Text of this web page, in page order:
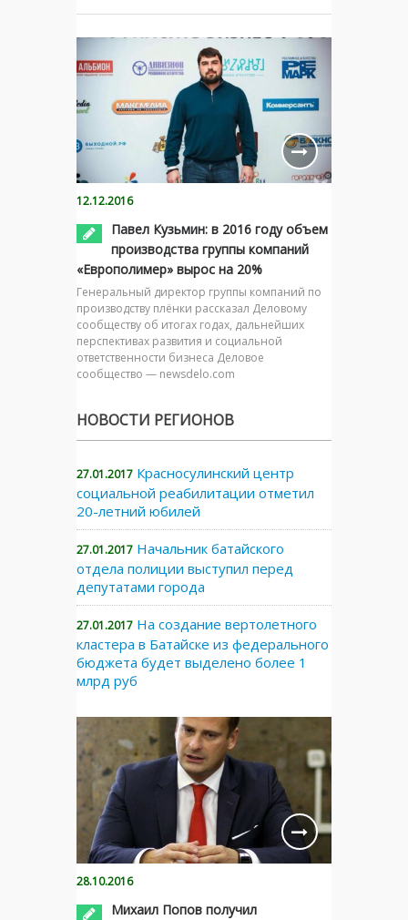
12.12.2016
Павел Кузьмин: в 2016 году объем
производства группы компаний
«Европолимер» вырос на 20%
Генеральный директор группы компаний по
производству плёнки рассказал Деловому
сообществу об итогах годах, дальнейших
перспективах развития и социальной
ответственности бизнеса Деловое
сообщество — newsdelo.com
НОВОСТИ РЕГИОНОВ
27.01.2017 Красносулинский центр
социальной реабилитации отметил
20-летний юбилей
27.01.2017 Начальник батайского
отдела полиции выступил перед
депутатами города
27.01.2017 На создание вертолетного
кластера в Батайске из федерального
бюджета будет выделено более 1
млрд руб
28.10.2016
Михаил Попов получил